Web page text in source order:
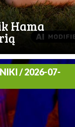
Hama
/ 2026-07-